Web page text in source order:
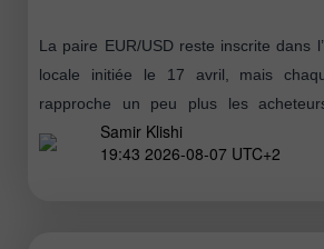
La paire EUR/USD reste inscrite dans
locale initiée le 17 avril, mais
rapproche un peu plus les
d’installer leur propre
Samir Klishi
19:43 2026-08-07 UTC+2